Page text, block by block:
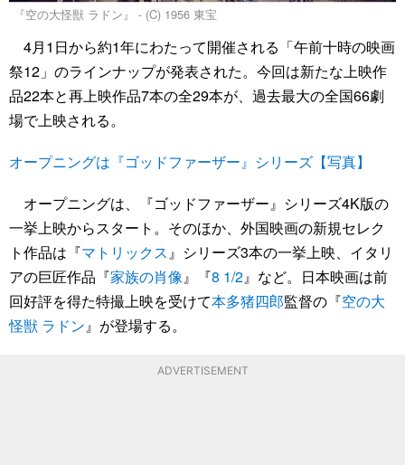
『空の大怪獣 ラドン』 - (C) 1956 東宝
4月1日から約1年にわたって開催される「午前十時の映画
祭12」のラインナップが発表された。今回は新たな上映作
品22本と再上映作品7本の全29本が、過去最大の全国66劇
場で上映される。
オープニングは『ゴッドファーザー』シリーズ【写真】
オープニングは、『ゴッドファーザー』シリーズ4K版の
一挙上映からスタート。そのほか、外国映画の新規セレク
ト作品は『マトリックス』シリーズ3本の一挙上映、イタリ
アの巨匠作品『家族の肖像』『8 1/2』など。日本映画は前
回好評を得た特撮上映を受けて本多猪四郎監督の『空の大
怪獣 ラドン』が登場する。
ADVERTISEMENT